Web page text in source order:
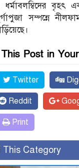
ধর্মাবলম্বিদের
সম্পন্নে
Post in
Twitter
Reddit
Print
This Category